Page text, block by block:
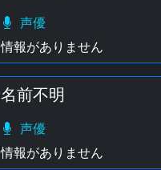
声優
情報がありません
名前不明
声優
情報がありません